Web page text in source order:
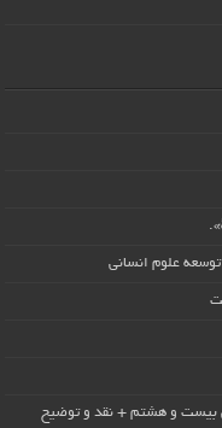
علوم انسانی
بیست و هشتم + نقد و توضیح